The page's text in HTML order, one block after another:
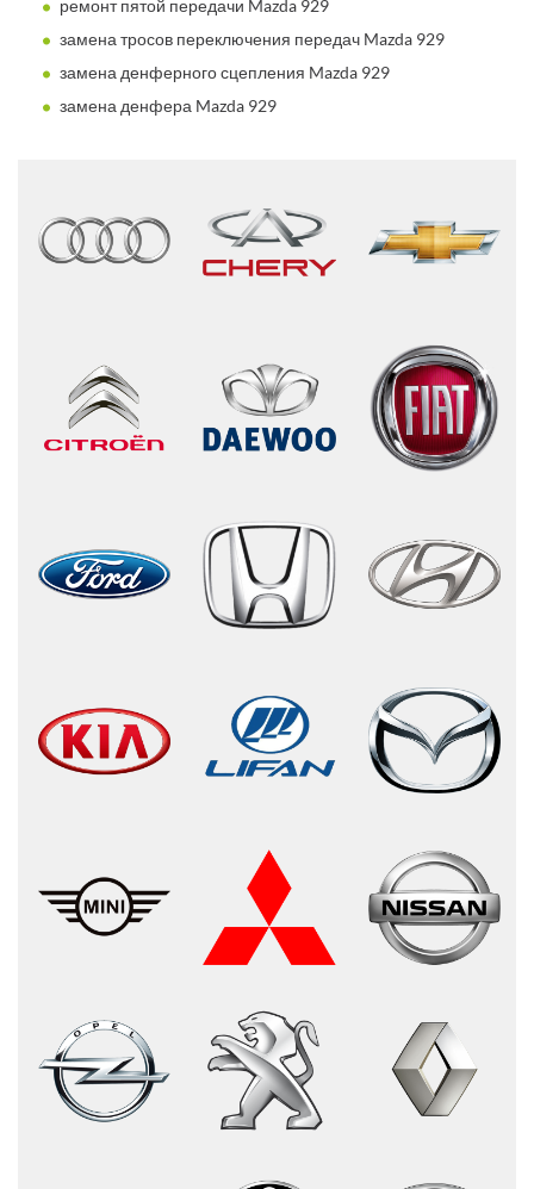
ремонт пятой передачи Mazda 929
замена тросов переключения передач Mazda 929
замена денферного сцепления Mazda 929
замена денфера Mazda 929